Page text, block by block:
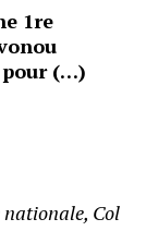
1re
pour (…)
nationale, Col